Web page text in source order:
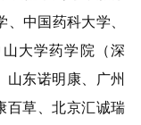
中国药科大学、
大学药学院（深
山东诺明康、广州
百草、北京汇诚瑞